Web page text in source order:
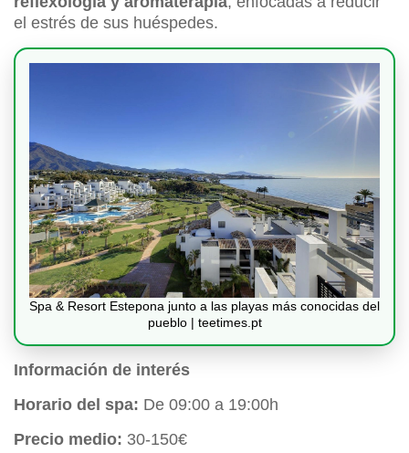
el estrés de sus huéspedes.
Spa & Resort Estepona junto a las playas más conocidas del
pueblo | teetimes.pt
Información de interés
Horario del spa: De 09:00 a 19:00h
Precio medio: 30-150€